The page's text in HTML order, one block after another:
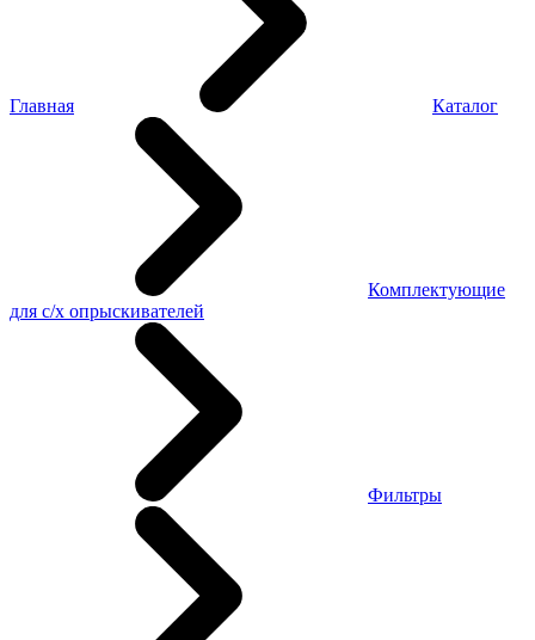
Главная Каталог
Комплектующие
для с/х опрыскивателей
Фильтры